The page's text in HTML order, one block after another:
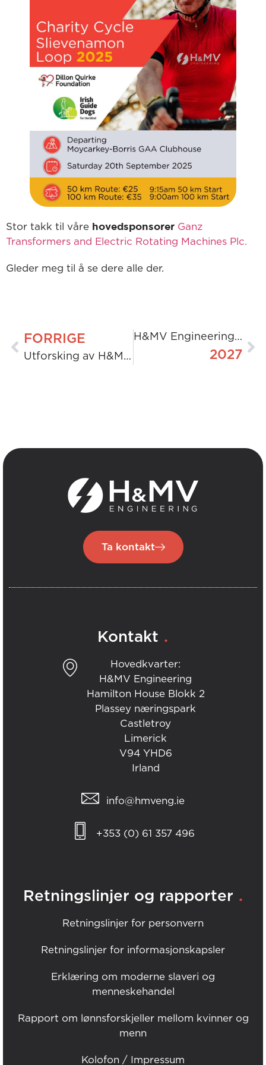
Stor takk til våre hovedsponsorer Ganz
Transformers and Electric Rotating Machines Plc.
Gleder meg til å se dere alle der.
FORRIGE
Utforsking av H&MV-ingeniørenes reiser
H&MV Engineering og DP World Tour kunngjør strategisk partnerskap for flere turneringer frem til
2027
Ta kontakt
Kontakt .
Hovedkvarter:
H&MV Engineering
Hamilton House Blokk 2
Plassey næringspark
Castletroy
Limerick
V94 YHD6
Irland
info@hmveng.ie
+353 (0) 61 357 496
Retningslinjer og rapporter .
Retningslinjer for personvern
Retningslinjer for informasjonskapsler
Erklæring om moderne slaveri og
menneskehandel
Rapport om lønnsforskjeller mellom kvinner og
menn
Kolofon / Impressum